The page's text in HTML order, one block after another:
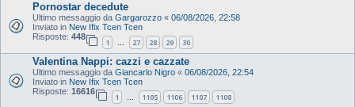
Pornostar decedute
Ultimo messaggio da Gargarozzo « 06/08/2026, 22:58
Inviato in New Ifix Tcen Tcen
Risposte: 448
1 … 27 28 29 30
Valentina Nappi: cazzi e cazzate
Ultimo messaggio da Giancarlo Nigro « 06/08/2026, 22:54
Inviato in New Ifix Tcen Tcen
Risposte: 16616
1 … 1105 1106 1107 1108